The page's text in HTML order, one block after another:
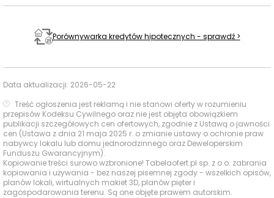
Porównywarka kredytów hipotecznych - sprawdź >
Data aktualizacji: 2026-05-22
Treść ogłoszenia jest reklamą i nie stanowi oferty w rozumieniu
przepisów Kodeksu Cywilnego oraz nie jest objęta obowiązkiem
publikacji szczegółowych cen ofertowych, zgodnie z Ustawą o jawności
cen (Ustawa z dnia 21 maja 2025 r. o zmianie ustawy o ochronie praw
nabywcy lokalu lub domu jednorodzinnego oraz Deweloperskim
Funduszu Gwarancyjnym).
Kopiowanie treści surowo wzbronione! Tabelaofert.pl sp. z o.o. zabrania
kopiowania i używania - bez naszej pisemnej zgody - wszelkich opisów,
planów lokali, wirtualnych makiet 3D, planów pięter i
zagospodarowania terenu. Są one objęte prawem autorskim.